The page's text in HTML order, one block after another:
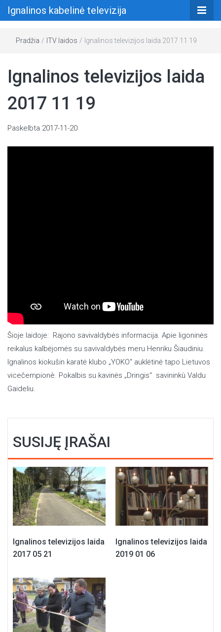
Ignalinos kabelinė televizija
Pradžia / ITV laidos / Ignalinos televizijos laida 2017 11 19
Ignalinos televizijos laida
2017 11 19
Paskelbta 2017-11-20
Šioje laidoje: Rajono savivaldybės informacija. Apie ligoninės
reikalus kalbėjomės su savivaldybės meru Henriku Šiaudiniu.
Ignalinos kiokušin karatė klubo „YOKO“ auklėtinė tapo Lietuvos
vicečempionè. Pokalbis su kavinės „Dringis“ savininkù Valdu
Gaideliu.
SUSIJĘ ĮRAŠAI
Ignalinos televizijos laida
2017 05 21
Ignalinos televizijos laida
2019 01 06